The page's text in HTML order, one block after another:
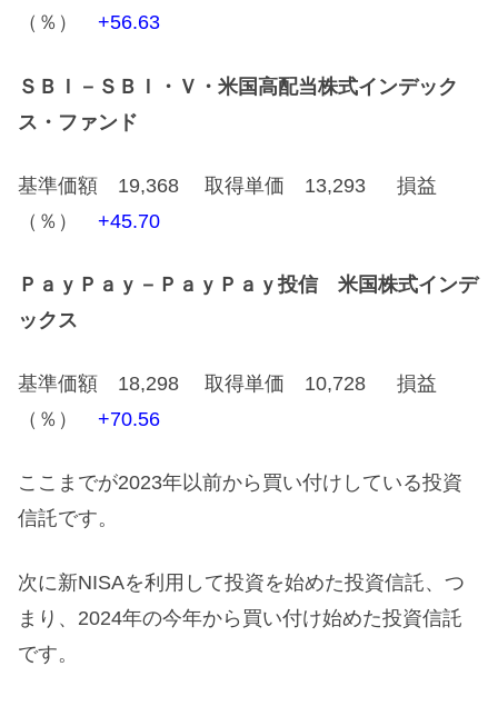
（％） +56.63
ＳＢＩ－ＳＢＩ・Ｖ・米国高配当株式インデック
ス・ファンド
基準価額 19,368 取得単価 13,293 損益
（％） +45.70
ＰａｙＰａｙ－ＰａｙＰａｙ投信 米国株式インデ
ックス
基準価額 18,298 取得単価 10,728 損益
（％） +70.56
ここまでが2023年以前から買い付けしている投資
信託です。
次に新NISAを利用して投資を始めた投資信託、つ
まり、2024年の今年から買い付け始めた投資信託
です。